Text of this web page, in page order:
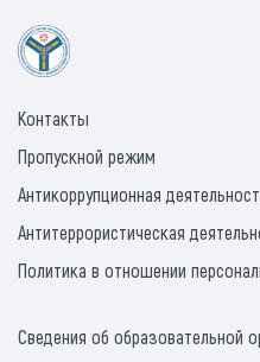
Контакты
Пропускной режим
Антикоррупционная
Антитеррористическая
Политика в отношении
Сведения об образовательной